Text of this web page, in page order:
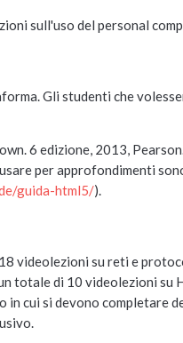
sull'uso del personal
Gli studenti che
6 edizione, 2013,
per approfondimenti
guida-html5/).
videolezioni su reti e
di 10 videolezioni su
cui si devono completare